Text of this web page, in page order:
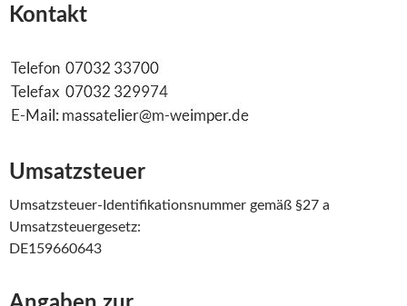
Kontakt
Umsatzsteuer
Umsatzsteuer-Identifikationsnummer gemäß §27 a
Umsatzsteuergesetz:
DE159660643